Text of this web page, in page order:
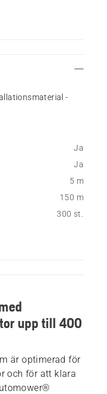
-
Ja
Ja
5 m
150 m
300 st.
upp till 400
är optimerad för
och för att klara